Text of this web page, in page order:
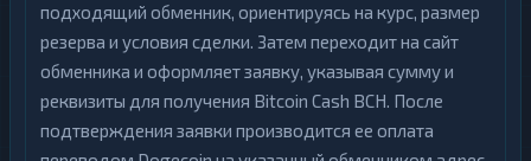
подходящий обменник, ориентируясь на курс, размер
резерва и условия сделки. Затем переходит на сайт
обменника и оформляет заявку, указывая сумму и
реквизиты для получения Bitcoin Cash BCH. После
подтверждения заявки производится ее оплата